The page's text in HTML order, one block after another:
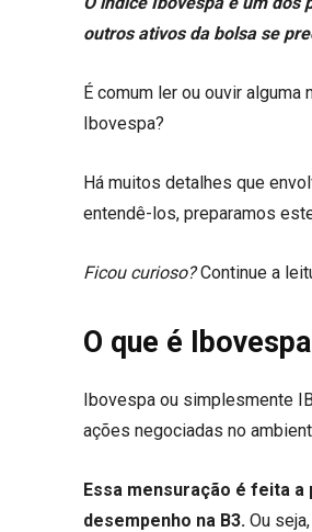
outros ativos da bolsa se
É comum ler ou ouvir
Ibovespa?
Há muitos detalhes que
entendê-los, preparamos
Ficou curioso?Continue a
O que é
Ibovespa ou simplesmente
ações negociadas no
Essa mensuração é feita
desempenho na B3. Ou